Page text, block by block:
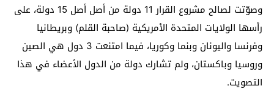
وصوّتت لصالح مشروع القرار 11 دولة من أصل أصل 15 دولة، على
رأسها الولايات المتحدة الأمريكية (صاحبة القلم) وبريطانيا
وفرنسا واليونان وبنما وكوريا، فيما امتنعت 3 دول هي الصين
وروسيا وباكستان، ولم تشارك دولة من الدول الأعضاء في هذا
التصويت.